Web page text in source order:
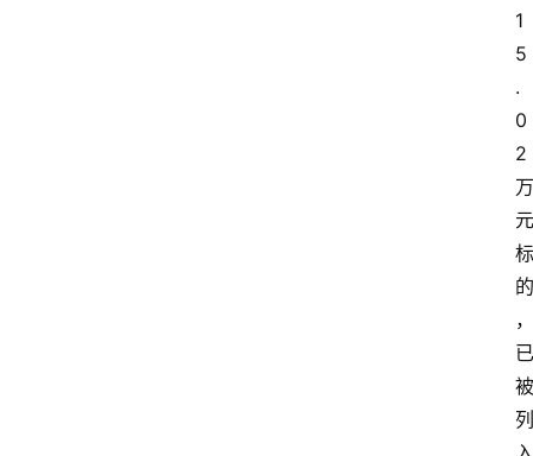
1
5
.
0
2
万
元
标
的
，
已
被
列